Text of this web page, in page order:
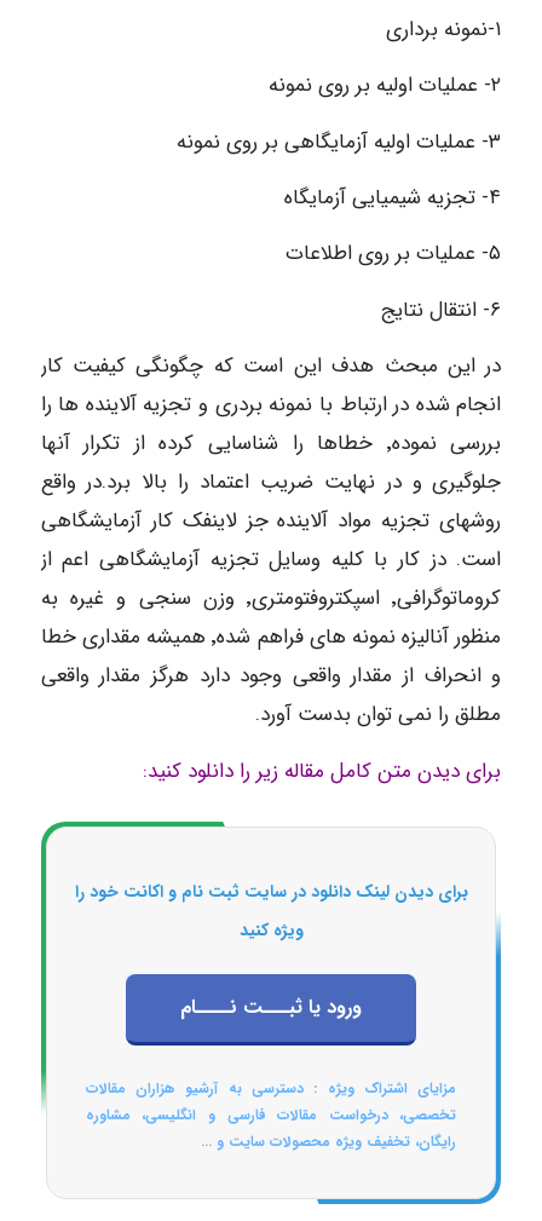
۱-نمونه برداری
۲- عملیات اولیه بر روی نمونه
۳- عملیات اولیه آزمایگاهی بر روی نمونه
۴- تجزیه شیمیایی آزمایگاه
۵- عملیات بر روی اطلاعات
۶- انتقال نتایج
در این مبحث هدف این است که چگونگی کیفیت کار
انجام شده در ارتباط با نمونه بردری و تجزیه آلاینده ها را
بررسی نموده٬ خطاها را شناسایی کرده از تکرار آنها
جلوگیری و در نهایت ضریب اعتماد را بالا برد.در واقع
روشهای تجزیه مواد آلاینده جز لاینفک کار آزمایشگاهی
است. دز کار با کلیه وسایل تجزیه آزمایشگاهی اعم از
کروماتوگرافی٬ اسپکتروفتومتری٬ وزن سنجی و غیره به
منظور آنالیزه نمونه های فراهم شده٬ همیشه مقداری خطا
و انحراف از مقدار واقعی وجود دارد هرگز مقدار واقعی
مطلق را نمی توان بدست آورد.
برای دیدن متن کامل مقاله زیر را دانلود کنید:
برای دیدن لینک دانلود در سایت ثبت نام و اکانت خود را
ویژه کنید
ورود یا ثبـــت نــــام
مزایای اشتراک ویژه : دسترسی به آرشیو هزاران مقالات
تخصصی، درخواست مقالات فارسی و انگلیسی، مشاوره
رایگان، تخفیف ویژه محصولات سایت و ...